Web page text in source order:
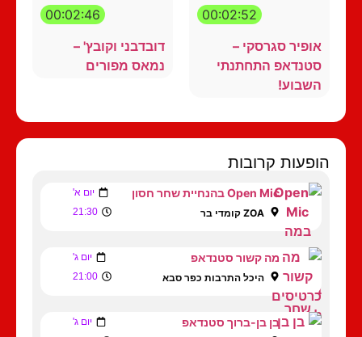
00:02:52
אופיר סגרסקי –
סטנדאפ התחתנתי
השבוע!
00:02:46
דובדבני וקובץ' –
נמאס מפורים
הופעות קרובות
Open Mic בהנחיית שחר חסון יום א'
ZOA קומדי בר 21:30
מה קשור סטנדאפ יום ג'
היכל התרבות כפר סבא 21:00
בן בן-ברוך סטנדאפ יום ג'